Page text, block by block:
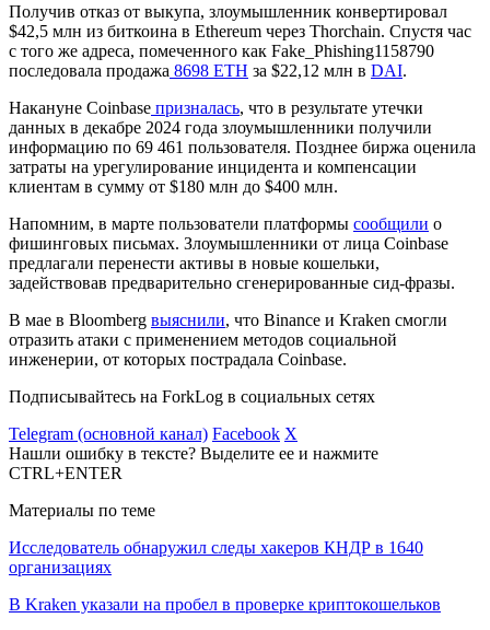
Получив отказ от выкупа, злоумышленник конвертировал
$42,5 млн из биткоина в Ethereum через Thorchain. Спустя час
с того же адреса, помеченного как Fake_Phishing1158790
последовала продажа 8698 ETH за $22,12 млн в DAI.
Накануне Coinbase призналась, что в результате утечки
данных в декабре 2024 года злоумышленники получили
информацию по 69 461 пользователя. Позднее биржа оценила
затраты на урегулирование инцидента и компенсации
клиентам в сумму от $180 млн до $400 млн.
Напомним, в марте пользователи платформы сообщили о
фишинговых письмах. Злоумышленники от лица Coinbase
предлагали перенести активы в новые кошельки,
задействовав предварительно сгенерированные сид-фразы.
В мае в Bloomberg выяснили, что Binance и Kraken смогли
отразить атаки с применением методов социальной
инженерии, от которых пострадала Coinbase.
Подписывайтесь на ForkLog в социальных сетях
Telegram (основной канал) Facebook X
Нашли ошибку в тексте? Выделите ее и нажмите
CTRL+ENTER
Материалы по теме
Исследователь обнаружил следы хакеров КНДР в 1640
организациях
В Kraken указали на пробел в проверке криптокошельков